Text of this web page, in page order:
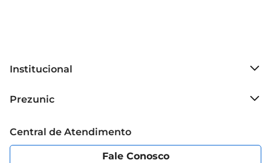
Institucional
Grupo Cencosud
Política de Privacidade
Portal do fornecedor
Prezunic
Código de Ética
Central de Atendimento
Fale Conosco